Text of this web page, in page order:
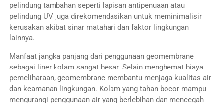
pelindung tambahan seperti lapisan antipenuaan atau
pelindung UV juga direkomendasikan untuk meminimalisir
kerusakan akibat sinar matahari dan faktor lingkungan
lainnya.
Manfaat jangka panjang dari penggunaan geomembrane
sebagai liner kolam sangat besar. Selain menghemat biaya
pemeliharaan, geomembrane membantu menjaga kualitas air
dan keamanan lingkungan. Kolam yang tahan bocor mampu
mengurangi penggunaan air yang berlebihan dan mencegah